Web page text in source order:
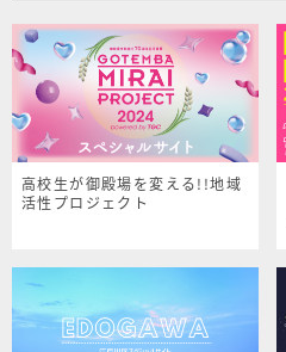
高校生が御殿場を変える!!地域
活性プロジェクト